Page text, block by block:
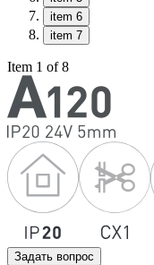
item 6
item 7
Item 1 of 8
Задать вопрос